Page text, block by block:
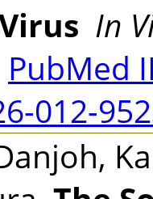
In
PubMed
012-